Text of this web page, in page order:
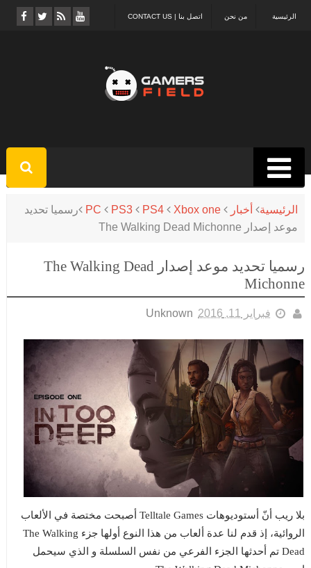
اتصل بنا | CONTACT US من نحن الرئيسية
الرئيسية أخبار PC PS3 PS4 Xbox one
رسميا تحديد
موعد إصدار The Walking Dead Michonne
رسميا تحديد موعد إصدار The Walking Dead
Michonne
Unknown فبراير 11, 2016
بلا ريب أنّ أستوديوهات Telltale Games أصبحت مختصة في الألعاب
الروائية، إذ قدم لنا عدة ألعاب من هذا النوع أولها جزء The Walking
Dead تم أحدثها الجزء الفرعي من نفس السلسلة و الذي سيحمل